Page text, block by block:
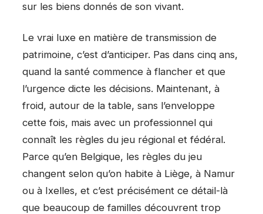
sur les biens donnés de son vivant.
Le vrai luxe en matière de transmission de
patrimoine, c’est d’anticiper. Pas dans cinq ans,
quand la santé commence à flancher et que
l’urgence dicte les décisions. Maintenant, à
froid, autour de la table, sans l’enveloppe
cette fois, mais avec un professionnel qui
connaît les règles du jeu régional et fédéral.
Parce qu’en Belgique, les règles du jeu
changent selon qu’on habite à Liège, à Namur
ou à Ixelles, et c’est précisément ce détail-là
que beaucoup de familles découvrent trop